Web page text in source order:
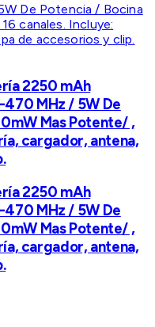
2250 mAh
MHz / 5W De
Mas Potente/ ,
cargador, antena,
2250 mAh
MHz / 5W De
Mas Potente/ ,
cargador, antena,